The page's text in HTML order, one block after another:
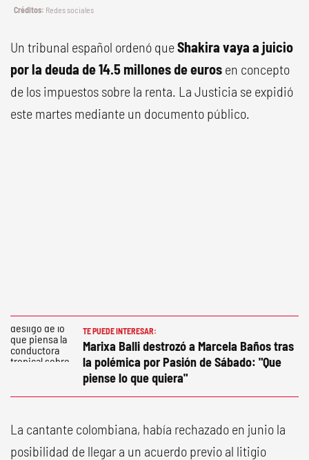
Redes sociales
Un tribunal español ordenó queShakira vaya a juicio
por la deuda de 14.5 millones de euros en concepto
de los impuestos sobre la renta. La Justicia se expidió
este martes mediante un documento público.
TE PUEDE INTERESAR:
Marixa Balli destrozó a Marcela Baños tras
la polémica por Pasión de Sábado: "Que
piense lo que quiera"
La cantante colombiana, había rechazado en junio la
posibilidad de llegar a un acuerdo previo al litigio